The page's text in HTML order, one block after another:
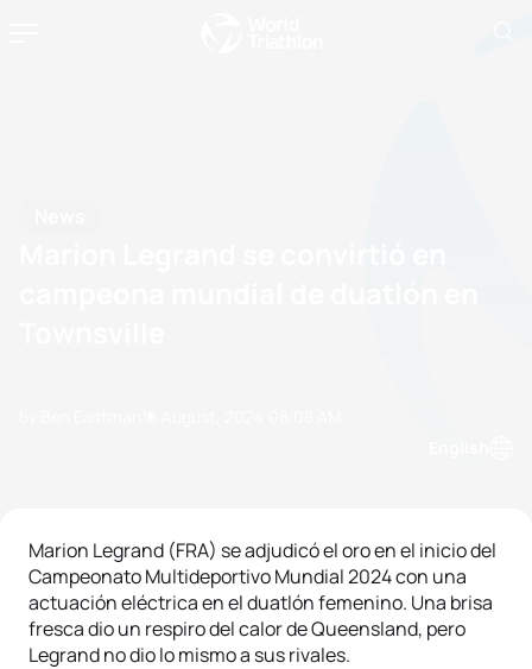
Marion Legrand (FRA) se adjudicó el oro en el inicio del
Campeonato Multideportivo Mundial 2024 con una
actuación eléctrica en el duatlón femenino. Una brisa
fresca dio un respiro del calor de Queensland, pero
Legrand no dio lo mismo a sus rivales.